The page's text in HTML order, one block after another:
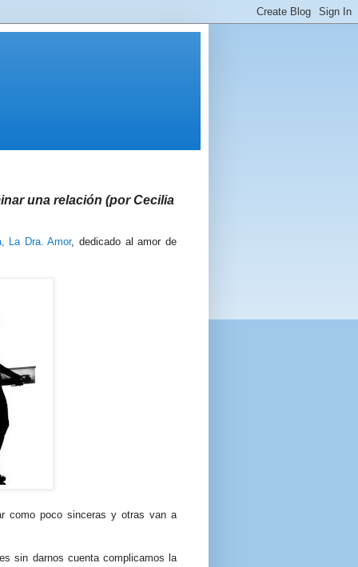
una relación (por Cecilia
La Dra. Amor, dedicado al amor de
como poco sinceras y otras van a
sin darnos cuenta complicamos la